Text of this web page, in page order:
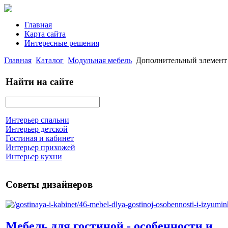
Главная
Карта сайта
Интересные решения
Главная Каталог Модульная мебель Дополнительный
Найти на сайте
Интерьер спальни
Интерьер детской
Гостиная и кабинет
Интерьер прихожей
Интерьер кухни
Советы дизайнеров